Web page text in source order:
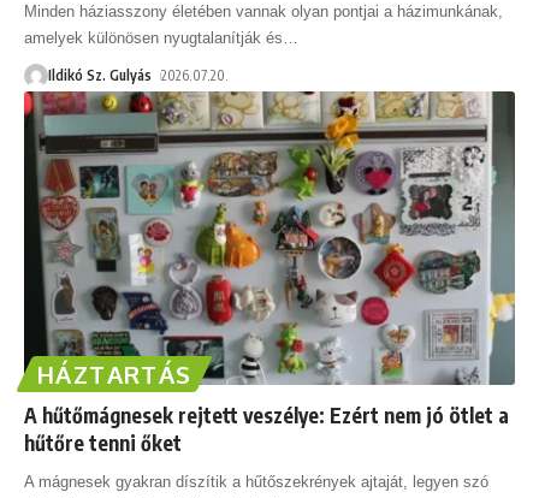
Minden háziasszony életében vannak olyan pontjai a házimunkának,
amelyek különösen nyugtalanítják és
Ildikó Sz. Gulyás 2026.07.20.
HÁZTARTÁS
A hűtőmágnesek rejtett veszélye: Ezért nem jó ötlet a
hűtőre tenni őket
A mágnesek gyakran díszítik a hűtőszekrények ajtaját, legyen szó